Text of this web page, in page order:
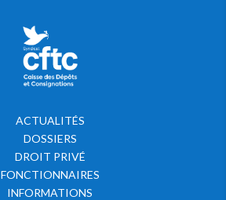
ACTUALITÉS
DOSSIERS
DROIT PRIVÉ
FONCTIONNAIRES
INFORMATIONS